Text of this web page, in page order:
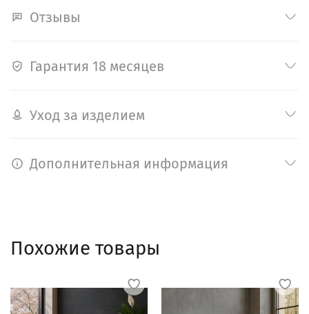
Отзывы
Гарантия 18 месяцев
Уход за изделием
Дополнительная информация
Похожие товары